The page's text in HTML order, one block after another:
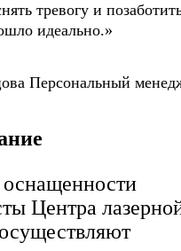
тревогу и
идеально.»
Персональный
оснащенности
Центра